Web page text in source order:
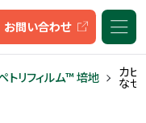
ーワード検索
お問い合わせ
トリフィルム™ 培地 カビ
なぜ